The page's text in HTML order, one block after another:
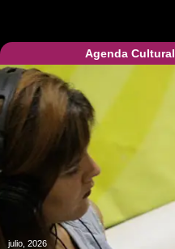
Agenda Cultural
julio, 2026